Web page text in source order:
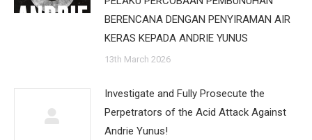
BERENCANA DENGAN PENYIRAMAN AIR
KERAS KEPADA ANDRIE YUNUS
13th March 2026
Investigate and Fully Prosecute the
Perpetrators of the Acid Attack Against
Andrie Yunus!